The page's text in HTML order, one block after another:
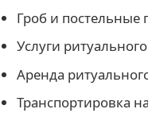
Гроб и
Услуги
Аренда
Транспортировка